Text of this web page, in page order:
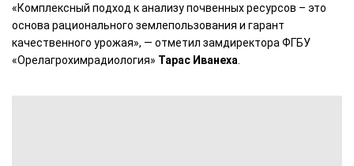
«Комплексный подход к анализу почвенных ресурсов – это
основа рационального землепользования и гарант
качественного урожая», — отметил замдиректора ФГБУ
«Орелагрохимрадиология» Тарас Иванеха